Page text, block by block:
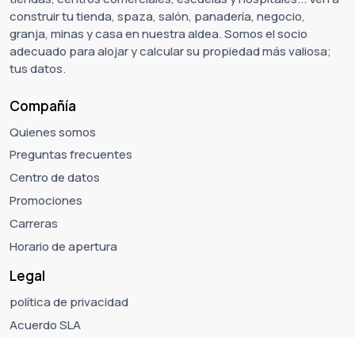
construir tu tienda, spaza, salón, panadería, negocio,
granja, minas y casa en nuestra aldea. Somos el socio
adecuado para alojar y calcular su propiedad más valiosa;
tus datos.
Compañía
Quienes somos
Preguntas frecuentes
Centro de datos
Promociones
Carreras
Horario de apertura
Legal
política de privacidad
Acuerdo SLA